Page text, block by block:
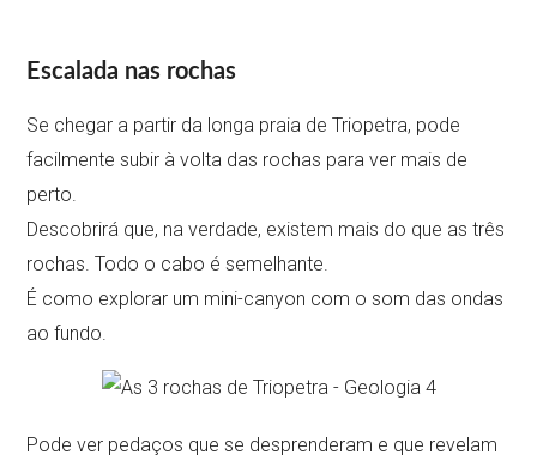
Escalada nas rochas
Se chegar a partir da longa praia de Triopetra, pode
facilmente subir à volta das rochas para ver mais de
perto.
Descobrirá que, na verdade, existem mais do que as três
rochas. Todo o cabo é semelhante.
É como explorar um mini-canyon com o som das ondas
ao fundo.
Pode ver pedaços que se desprenderam e que revelam